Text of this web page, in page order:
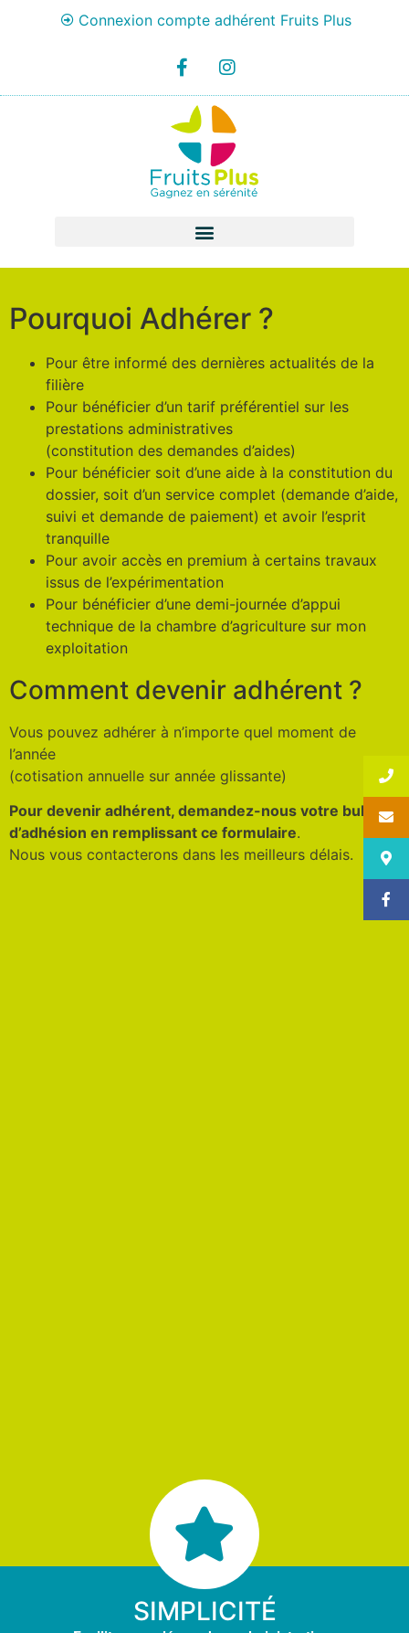
Connexion compte adhérent Fruits Plus
Pourquoi Adhérer ?
Pour être informé des dernières actualités de la
filière
Pour bénéficier d’un tarif préférentiel sur les
prestations administratives
(constitution des demandes d’aides)
Pour bénéficier soit d’une aide à la constitution du
dossier, soit d’un service complet (demande d’aide,
suivi et demande de paiement) et avoir l’esprit
tranquille
Pour avoir accès en premium à certains travaux
issus de l’expérimentation
Pour bénéficier d’une demi-journée d’appui
technique de la chambre d’agriculture sur mon
exploitation
Comment devenir adhérent ?
Vous pouvez adhérer à n’importe quel moment de
l’année
(cotisation annuelle sur année glissante)
Pour devenir adhérent, demandez-nous votre bulletin
d’adhésion en remplissant ce formulaire.
Nous vous contacterons dans les meilleurs délais.
SIMPLICITÉ